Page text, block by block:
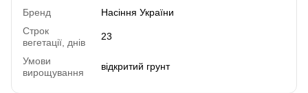
Бренд
Насіння України
Строк
вегетації, днів
23
Умови
вирощування
відкритий грунт